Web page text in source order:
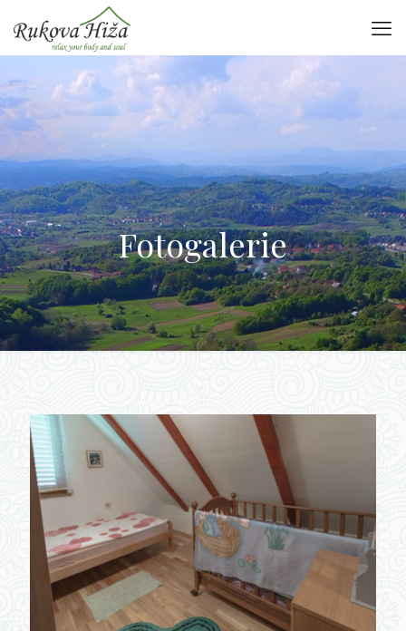
Fotogalerie